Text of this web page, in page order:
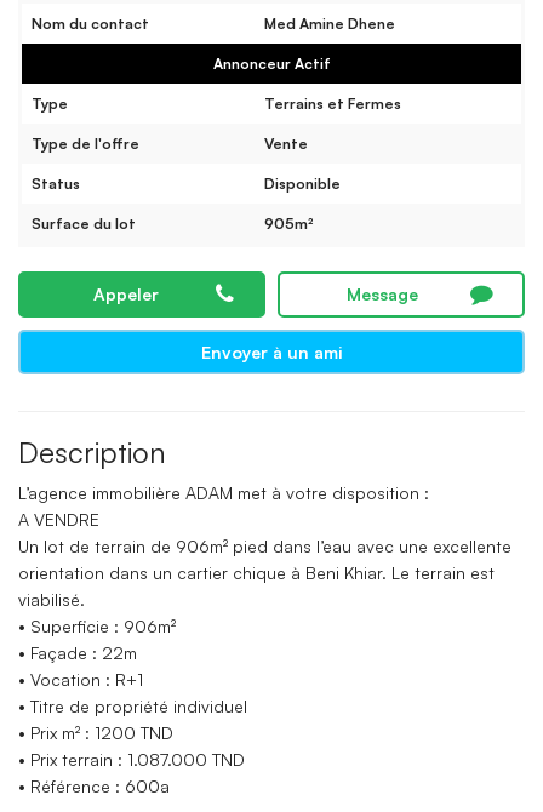
Nom du contact Med Amine Dhene
Annonceur Actif
Type Terrains et Fermes
Type de l'offre Vente
Status Disponible
Surface du lot 905m²
Appeler Message
Envoyer à un ami
Description
L’agence immobilière ADAM met à votre disposition :
A VENDRE
Un lot de terrain de 906m² pied dans l’eau avec une excellente
orientation dans un cartier chique à Beni Khiar. Le terrain est
viabilisé.
• Superficie : 906m²
• Façade : 22m
• Vocation : R+1
• Titre de propriété individuel
• Prix m² : 1200 TND
• Prix terrain : 1.087.000 TND
• Référence : 600a